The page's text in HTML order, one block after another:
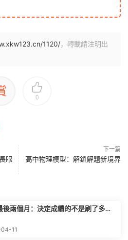
1120/，轉載請注明出
0
眼
下一篇
高中物理模型：解鎖解題新境界
後兩個月：決定成績的不是刷了多少
11